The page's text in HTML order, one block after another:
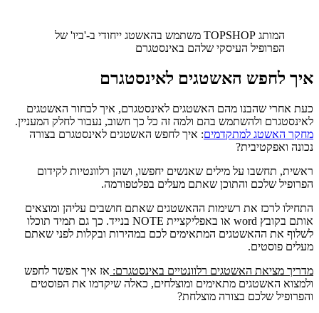
המותג TOPSHOP משתמש בהאשטג ייחודי ב-'ביו' של
הפרופיל העיסקי שלהם באינסטגרם
איך לחפש האשטגים לאינסטגרם
כעת אחרי שהבנו מהם האשטגים לאינסטגרם, איך לבחור האשטגים
לאינסטגרם ולהשתמש בהם ולמה זה כל כך חשוב, נעבור לחלק המעניין.
מחקר האשטג למתקדמים: איך לחפש האשטגים לאינסטגרם בצורה
נכונה ואפקטיבית?
ראשית, תחשבו על מילים שאנשים יחפשו, ושהן רלוונטיות לקידום
הפרופיל שלכם והתוכן שאתם מעלים בפלטפורמה.
התחילו לרכז את רשימות ההאשטגים שאתם חושבים עליהן ומוצאים
אותם בקובץ word או באפליקציית NOTE בנייד. כך גם תמיד תוכלו
לשלוף את ההאשטגים המתאימים לכם במהירות ובקלות לפני שאתם
מעלים פוסטים.
מדריך מציאת האשטגים רלוונטיים באינסטגרם: אז איך אפשר לחפש
ולמצוא האשטגים מתאימים ומוצלחים, כאלה שיקדמו את הפוסטים
והפרופיל שלכם בצורה מוצלחת?